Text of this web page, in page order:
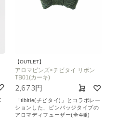
【OUTLET】
アロマピンズ×チビタイ リボン
TB01(カーキ)
2,673円
「tibitie(チビタイ)」とコラボレー
ションした、ピンバッジタイプの
アロマディフューザー(全4種)